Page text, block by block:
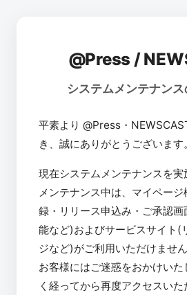
@Press /
システムメンテナン
平素より @Press・
き、誠にありがとうございます。
現在システムメンテナンスを実
メンテナンス中は、マイペー
録・リリース申込み・ご承認
能など)およびサービスサイト(
ジなど)がご利用いただけません
お客様にはご迷惑をおかけいた
く経ってから再度アクセスい